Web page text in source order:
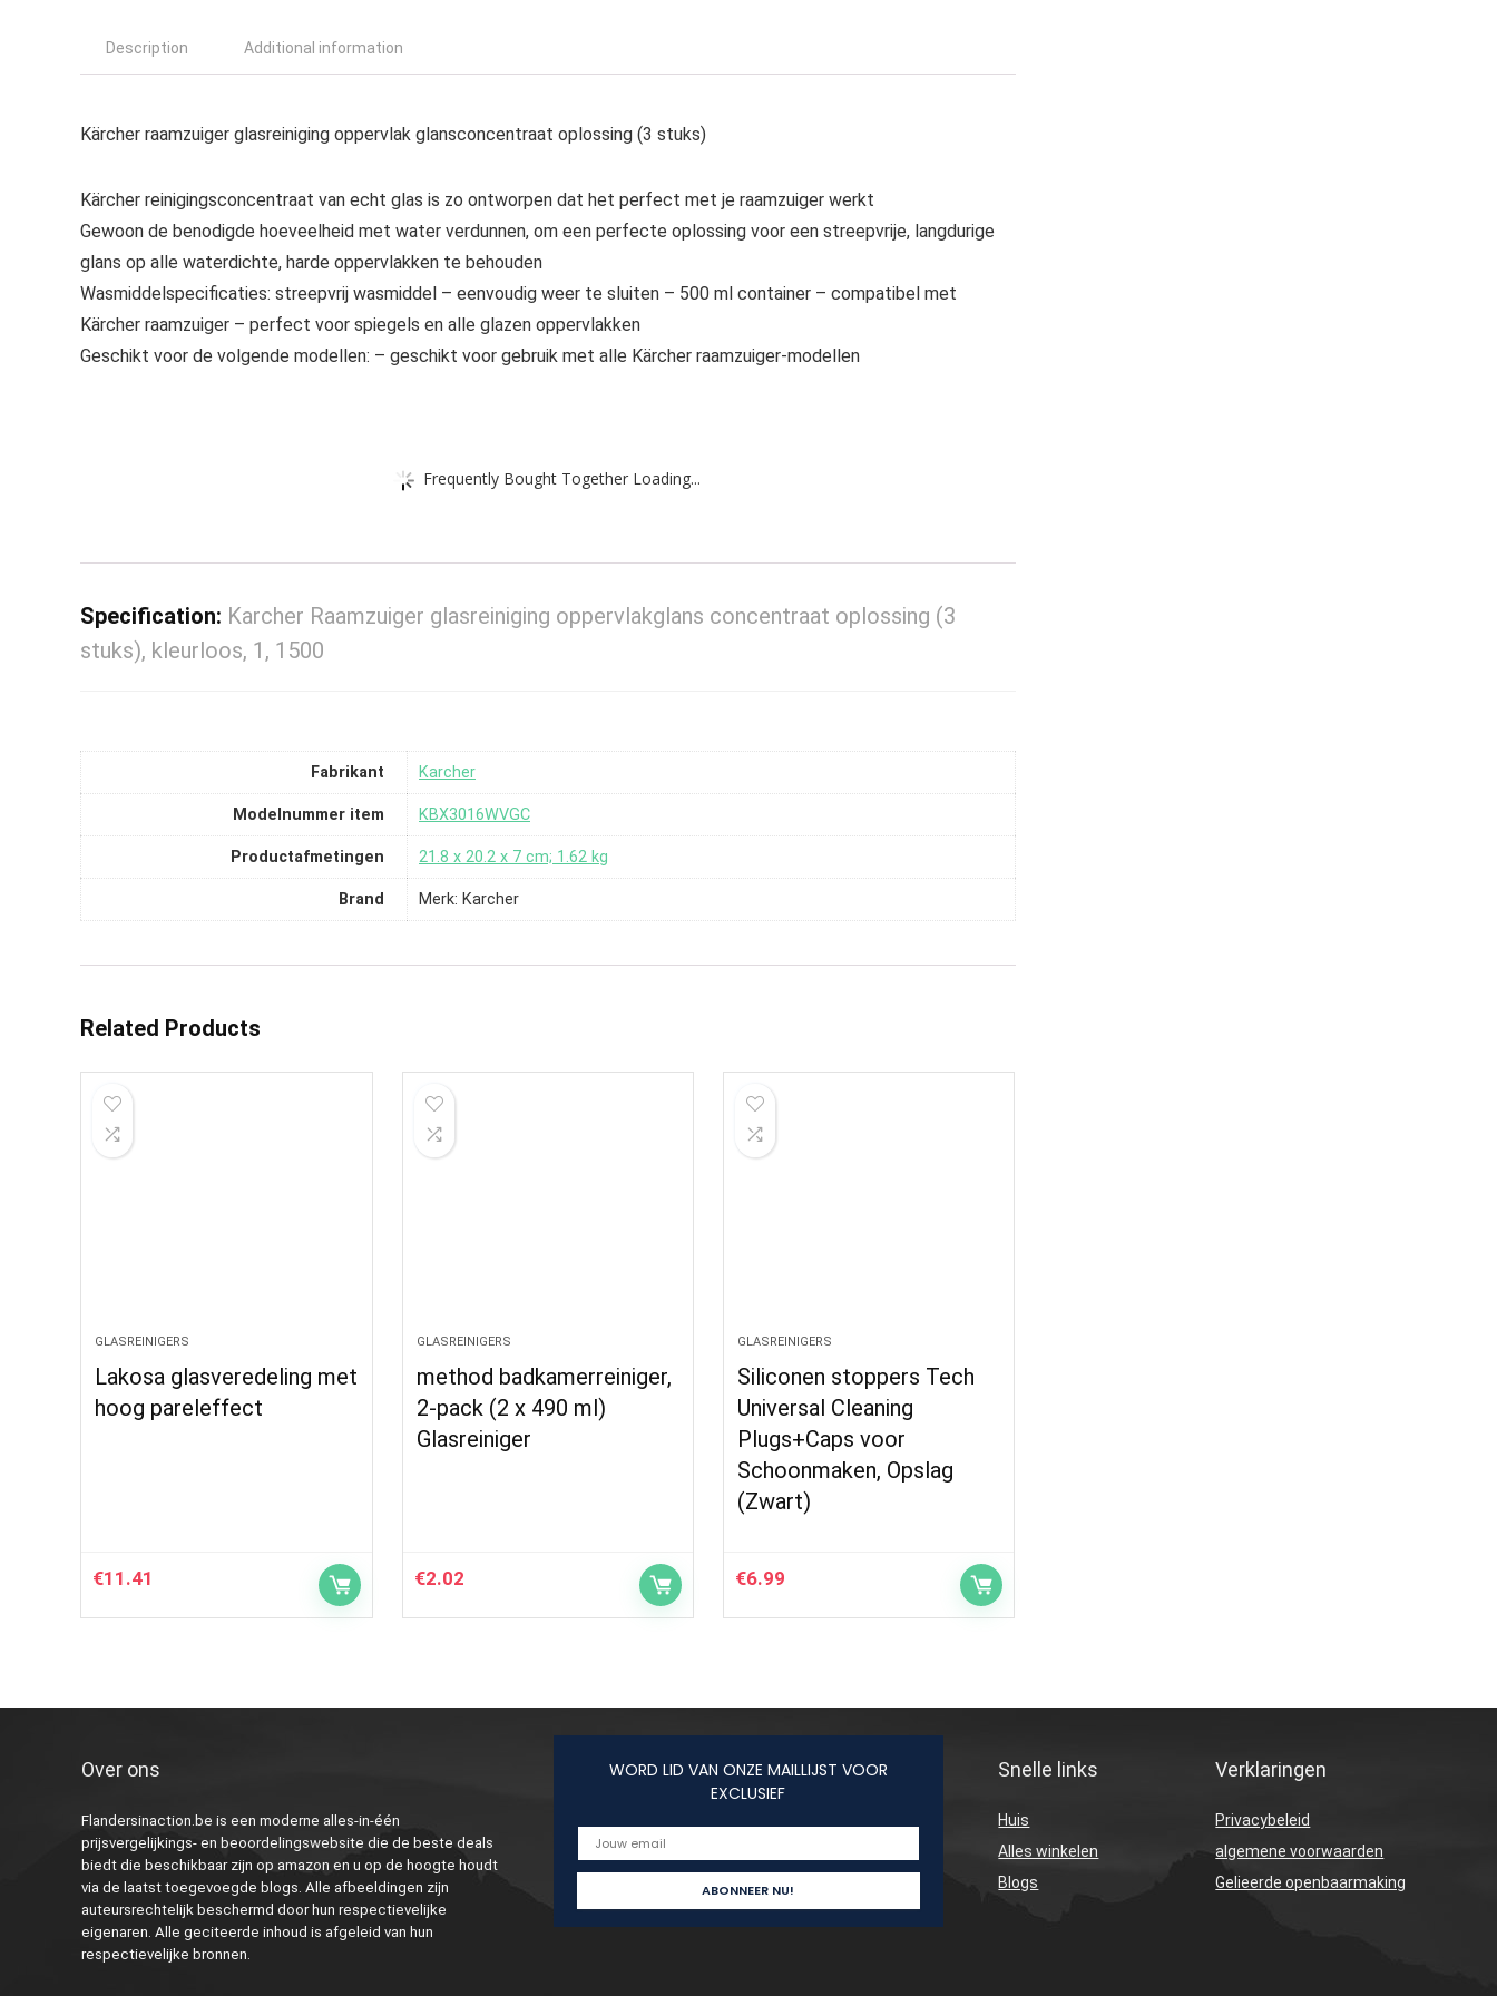
Description Additional information
Kärcher raamzuiger glasreiniging oppervlak glansconcentraat oplossing (3 stuks)
Kärcher reinigingsconcentraat van echt glas is zo ontworpen dat het perfect met je raamzuiger werkt
Gewoon de benodigde hoeveelheid met water verdunnen, om een perfecte oplossing voor een streepvrije, langdurige
glans op alle waterdichte, harde oppervlakken te behouden
Wasmiddelspecificaties: streepvrij wasmiddel – eenvoudig weer te sluiten – 500 ml container – compatibel met
Kärcher raamzuiger – perfect voor spiegels en alle glazen oppervlakken
Geschikt voor de volgende modellen: – geschikt voor gebruik met alle Kärcher raamzuiger-modellen
Frequently Bought Together Loading...
Specification: Karcher Raamzuiger glasreiniging oppervlakglans concentraat oplossing (3
stuks), kleurloos, 1, 1500
Fabrikant ‎Karcher
Modelnummer item ‎KBX3016WVGC
Productafmetingen ‎21.8 x 20.2 x 7 cm; 1.62 kg
Brand Merk: Karcher
Related Products
GLASREINIGERS
Lakosa glasveredeling met
hoog pareleffect
€11.41
GLASREINIGERS
method badkamerreiniger,
2-pack (2 x 490 ml)
Glasreiniger
€2.02
GLASREINIGERS
Siliconen stoppers Tech
Universal Cleaning
Plugs+Caps voor
Schoonmaken, Opslag
(Zwart)
€6.99
Over ons
Flandersinaction.be is een moderne alles-in-één
prijsvergelijkings- en beoordelingswebsite die de beste deals
biedt die beschikbaar zijn op amazon en u op de hoogte houdt
via de laatst toegevoegde blogs. Alle afbeeldingen zijn
auteursrechtelijk beschermd door hun respectievelijke
eigenaren. Alle geciteerde inhoud is afgeleid van hun
respectievelijke bronnen.
WORD LID VAN ONZE MAILLIJST VOOR
EXCLUSIEF
Snelle links
Huis
Alles winkelen
Blogs
Verklaringen
Privacybeleid
algemene voorwaarden
Gelieerde openbaarmaking